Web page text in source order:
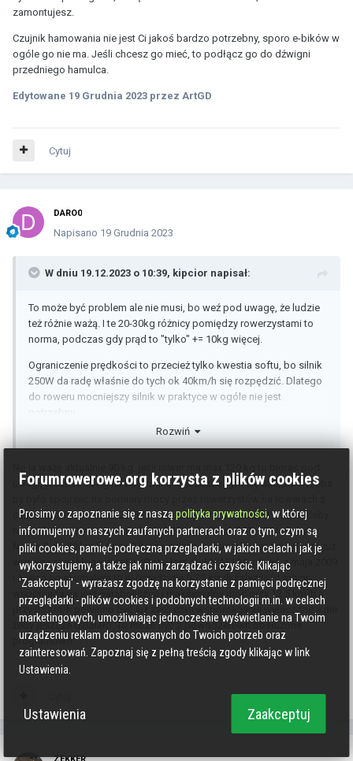
zamontujesz.
Czujnik hamowania nie jest Ci jakoś bardzo potrzebny, sporo e-bików w
ogóle go nie ma. Jeśli chcesz go mieć, to podłącz go do dźwigni
przedniego hamulca.
Edytowane 19 Grudnia 2023 przez ArtGD
Cytuj
DARO0
Napisano 19 Grudnia 2023
W dniu 19.12.2023 o 10:39, kipcior napisał:
To może być problem ale nie musi, bo weź pod uwagę, że ludzie
też różnie ważą. I te 20-30kg różnicy pomiędzy rowerzystami to
norma, podczas gdy prąd to "tylko" += 10kg więcej.
Ograniczenie prędkości to przecież tylko kwestia softu, bo silnik
250W da radę właśnie do tych ok 40km/h się rozpędzić. Dlatego
do roweru mocniejszy silnik w praktyce w ogóle nie jest
potrzebny.
Samo ograniczenie jest wymagane prawem ale nie ma żadnego
Rozwiń
uwagę jeszcze 15 kg na bagażniku to jeszcze bym się załapał. Trzeba
czujnikami mocy, bo te 250W to może być czymś podyktowane. Żeby
rozpędzić rower na oponach 28x1.75, zębatkach 38T/18T i piaście
Nexus 3 do 40 km/h to na 3 biegu muszę jechać z kadencją 110 a to już
wymaga niemałego wysiłku. Dotarłem do EN 15194 gdzieś z maja 2009
i z tego co skumałem to w przedziale 0-25 km/h zależność mocy
wspomagania jest paraboliczna i maksymalna moc przy 12.5 km/h a
przy 25 km/h powinno być już zero czyli wspomaganie wyłączone a nie
żeby jeszcze działało. To może być z powodzeniem obsłużone
programowo.
ZEKKER
Forumrowerowe.org korzysta z plików cookies
Prosimy o zapoznanie się z nasząpolityka prywatności, w której
informujemy o naszych zaufanych partnerach oraz o tym, czym są
pliki cookies, pamięć podręczna przeglądarki, w jakich celach i jak je
wykorzystujemy, a także jak nimi zarządzać i czyścić. Klikając
'Zaakceptuj' - wyrażasz zgodzę na korzystanie z pamięci podręcznej
przeglądarki - plików cookies i podobnych technologii m.in. w celach
marketingowych, umożliwiając jednocześnie wyświetlanie na Twoim
urządzeniu reklam dostosowanych do Twoich potrzeb oraz
zainteresowań. Zapoznaj się z pełną treścią zgody klikając w link
Ustawienia.
Ustawienia Zaakceptuj